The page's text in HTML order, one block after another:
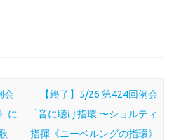
会
に
【終了】5/26 第424回例会
「音に聴け指環 〜ショルティ
指揮《ニーベルングの指環》